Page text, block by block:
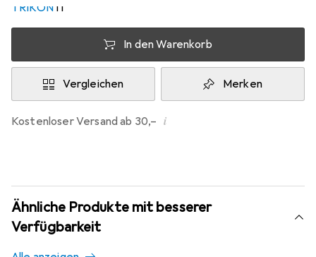
TRIKON IT
In den Warenkorb
Vergleichen Merken
Kostenloser Versand ab 30,– i
Ähnliche Produkte mit besserer
Verfügbarkeit